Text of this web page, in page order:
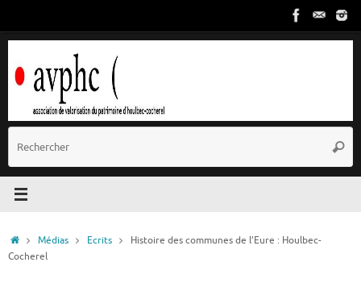
contenu
:
Accueil
Médias Ecrits
Histoire des communes de l’Eure : Houlbec-
Cocherel